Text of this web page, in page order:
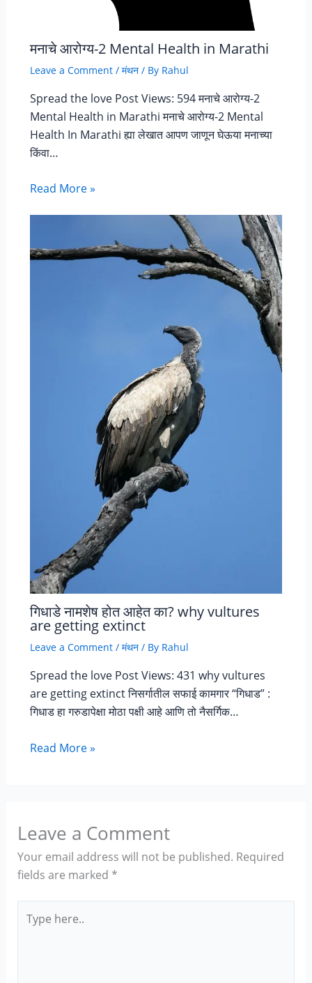
मनाचे आरोग्य-2 Mental Health in Marathi
Leave a Comment / मंथन/ By Rahul
Spread the love Post Views: 594 मनाचे आरोग्य-2
Mental Health in Marathi मनाचे आरोग्य-2 Mental
Health In Marathi ह्या लेखात आपण जाणून घेऊया मनाच्या
किंवा…
Read More »
गिधाडे नामशेष होत आहेत का? why vultures
are getting extinct
Leave a Comment / मंथन/ By Rahul
Spread the love Post Views: 431 why vultures
are getting extinct निसर्गातील सफाई कामगार “गिधाड” :
गिधाड हा गरुडापेक्षा मोठा पक्षी आहे आणि तो नैसर्गिक…
Read More »
Leave a Comment
Your email address will not be published. Required
fields are marked *
here..